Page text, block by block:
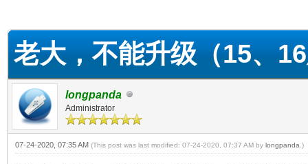
老大，不能升级（15、
longpanda
Administrator
07-24-2020, 07:35 AM (This post was last modified: 07-24-2020, 07:37 AM by longpanda .)